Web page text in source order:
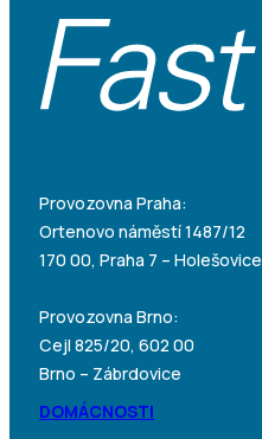
Provozovna Praha:
Ortenovo náměstí 1487/12
170 00, Praha 7 – Holešovice
Provozovna Brno:
Cejl 825/20, 602 00
Brno – Zábrdovice
DOMÁCNOSTI